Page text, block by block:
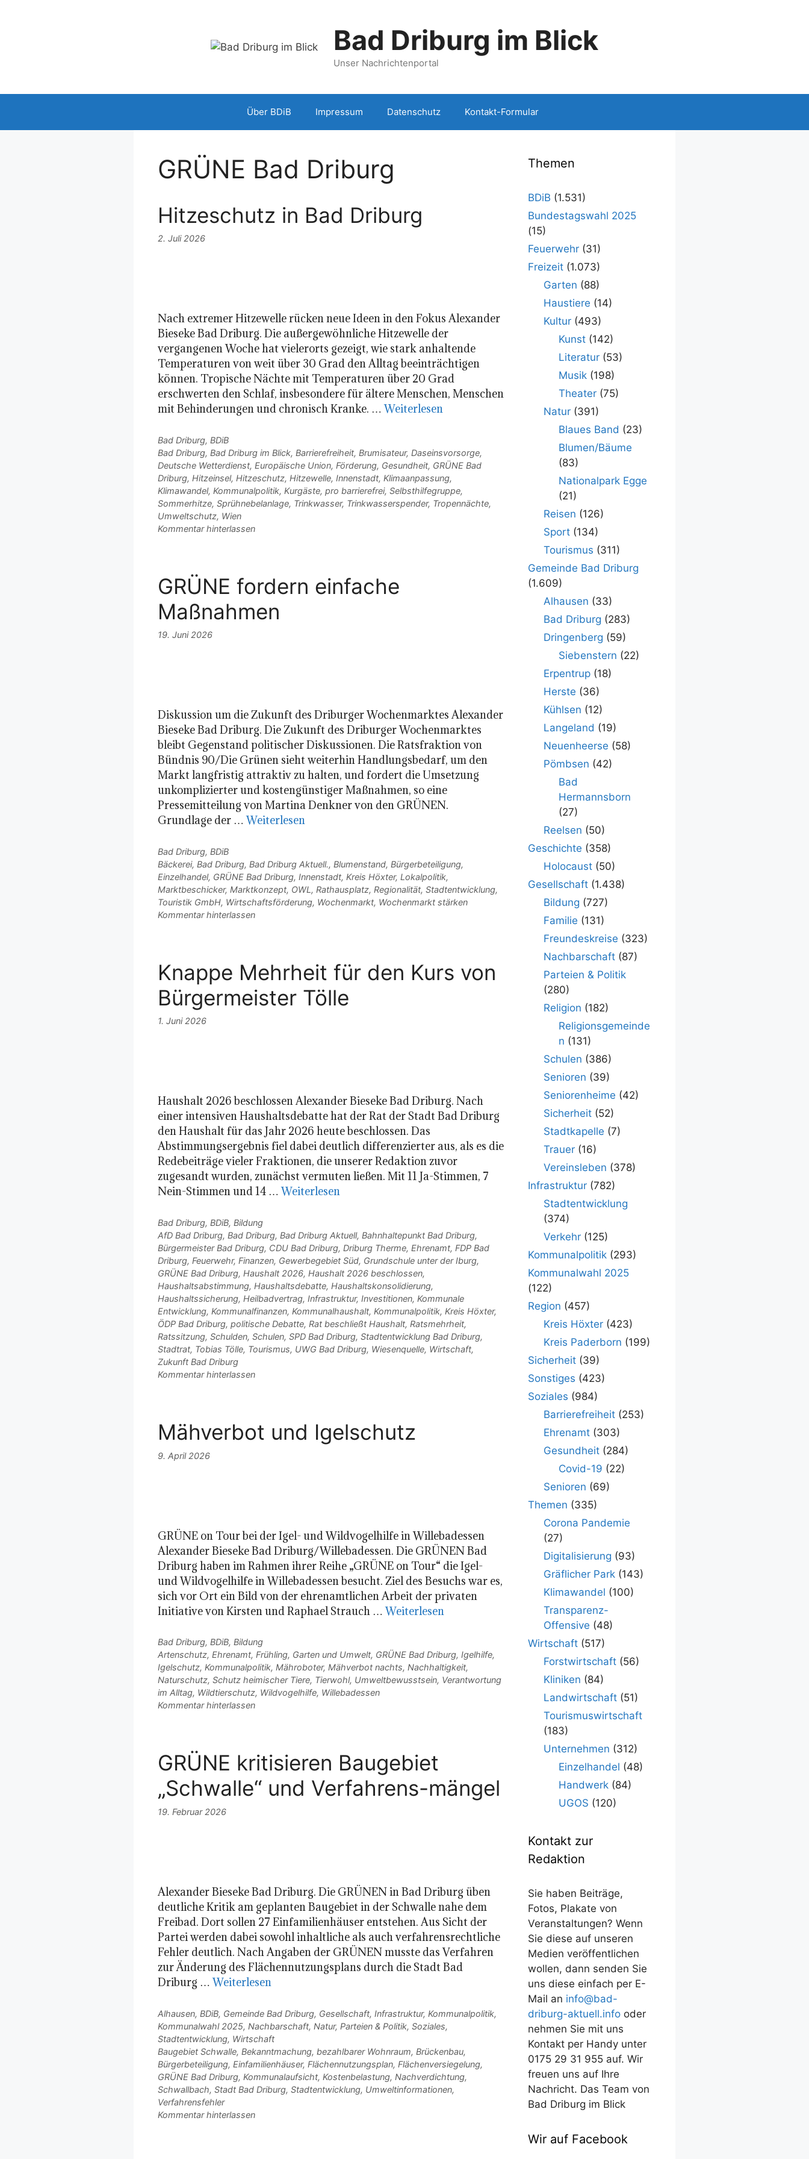
Bad Driburg im Blick
Unser Nachrichtenportal
Über BDiB Impressum Datenschutz Kontakt-Formular
GRÜNE Bad Driburg
Hitzeschutz in Bad Driburg
2. Juli 2026
Nach extremer Hitzewelle rücken neue Ideen in den Fokus Alexander
Bieseke Bad Driburg. Die außergewöhnliche Hitzewelle der
vergangenen Woche hat vielerorts gezeigt, wie stark anhaltende
Temperaturen von weit über 30 Grad den Alltag beeinträchtigen
können. Tropische Nächte mit Temperaturen über 20 Grad
erschwerten den Schlaf, insbesondere für ältere Menschen, Menschen
mit Behinderungen und chronisch Kranke. …Weiterlesen
Kategorien
Bad Driburg, BDiB
Schlagwörter
Bad Driburg, Bad Driburg im Blick, Barrierefreiheit, Brumisateur, Daseinsvorsorge,
Deutsche Wetterdienst, Europäische Union, Förderung, Gesundheit, GRÜNE Bad
Driburg, Hitzeinsel, Hitzeschutz, Hitzewelle, Innenstadt, Klimaanpassung,
Klimawandel, Kommunalpolitik, Kurgäste, pro barrierefrei, Selbsthilfegruppe,
Sommerhitze, Sprühnebelanlage, Trinkwasser, Trinkwasserspender, Tropennächte,
Umweltschutz, Wien
Kommentar hinterlassen
GRÜNE fordern einfache
Maßnahmen
19. Juni 2026
Diskussion um die Zukunft des Driburger Wochenmarktes Alexander
Bieseke Bad Driburg. Die Zukunft des Driburger Wochenmarktes
bleibt Gegenstand politischer Diskussionen. Die Ratsfraktion von
Bündnis 90/Die Grünen sieht weiterhin Handlungsbedarf, um den
Markt langfristig attraktiv zu halten, und fordert die Umsetzung
unkomplizierter und kostengünstiger Maßnahmen, so eine
Pressemitteilung von Martina Denkner von den GRÜNEN.
Grundlage der …Weiterlesen
Kategorien
Bad Driburg, BDiB
Schlagwörter
Bäckerei, Bad Driburg, Bad Driburg Aktuell., Blumenstand, Bürgerbeteiligung,
Einzelhandel, GRÜNE Bad Driburg, Innenstadt, Kreis Höxter, Lokalpolitik,
Marktbeschicker, Marktkonzept, OWL , Rathausplatz, Regionalität, Stadtentwicklung,
Touristik GmbH, Wirtschaftsförderung, Wochenmarkt, Wochenmarkt stärken
Kommentar hinterlassen
Knappe Mehrheit für den Kurs von
Bürgermeister Tölle
1. Juni 2026
Haushalt 2026 beschlossen Alexander Bieseke Bad Driburg. Nach
einer intensiven Haushaltsdebatte hat der Rat der Stadt Bad Driburg
den Haushalt für das Jahr 2026 heute beschlossen. Das
Abstimmungsergebnis fiel dabei deutlich differenzierter aus, als es die
Redebeiträge vieler Fraktionen, die unserer Redaktion zuvor
zugesandt wurden, zunächst vermuten ließen. Mit 11 Ja-Stimmen, 7
Nein-Stimmen und 14 …Weiterlesen
Kategorien
Bad Driburg, BDiB, Bildung
Schlagwörter
AfD Bad Driburg, Bad Driburg, Bad Driburg Aktuell, Bahnhaltepunkt Bad Driburg,
Bürgermeister Bad Driburg, CDU Bad Driburg, Driburg Therme, Ehrenamt, FDP Bad
Driburg, Feuerwehr, Finanzen, Gewerbegebiet Süd, Grundschule unter der Iburg,
GRÜNE Bad Driburg, Haushalt 2026, Haushalt 2026 beschlossen,
Haushaltsabstimmung, Haushaltsdebatte, Haushaltskonsolidierung,
Haushaltssicherung, Heilbadvertrag, Infrastruktur, Investitionen, Kommunale
Entwicklung, Kommunalfinanzen, Kommunalhaushalt, Kommunalpolitik, Kreis Höxter,
ÖDP Bad Driburg, politische Debatte, Rat beschließt Haushalt, Ratsmehrheit,
Ratssitzung, Schulden, Schulen, SPD Bad Driburg, Stadtentwicklung Bad Driburg,
Stadtrat, Tobias Tölle, Tourismus, UWG Bad Driburg, Wiesenquelle, Wirtschaft,
Zukunft Bad Driburg
Kommentar hinterlassen
Mähverbot und Igelschutz
9. April 2026
GRÜNE on Tour bei der Igel- und Wildvogelhilfe in Willebadessen
Alexander Bieseke Bad Driburg/Willebadessen. Die GRÜNEN Bad
Driburg haben im Rahmen ihrer Reihe „GRÜNE on Tour“ die Igel-
und Wildvogelhilfe in Willebadessen besucht. Ziel des Besuchs war es,
sich vor Ort ein Bild von der ehrenamtlichen Arbeit der privaten
Initiative von Kirsten und Raphael Strauch …Weiterlesen
Kategorien
Bad Driburg, BDiB, Bildung
Schlagwörter
Artenschutz, Ehrenamt, Frühling, Garten und Umwelt, GRÜNE Bad Driburg, Igelhilfe,
Igelschutz, Kommunalpolitik, Mähroboter, Mähverbot nachts, Nachhaltigkeit,
Naturschutz, Schutz heimischer Tiere, Tierwohl, Umweltbewusstsein, Verantwortung
im Alltag, Wildtierschutz, Wildvogelhilfe, Willebadessen
Kommentar hinterlassen
GRÜNE kritisieren Baugebiet
„Schwalle“ und Verfahrens-mängel
19. Februar 2026
Alexander Bieseke Bad Driburg. Die GRÜNEN in Bad Driburg üben
deutliche Kritik am geplanten Baugebiet in der Schwalle nahe dem
Freibad. Dort sollen 27 Einfamilienhäuser entstehen. Aus Sicht der
Partei werden dabei sowohl inhaltliche als auch verfahrensrechtliche
Fehler deutlich. Nach Angaben der GRÜNEN musste das Verfahren
zur Änderung des Flächennutzungsplans durch die Stadt Bad
Driburg …Weiterlesen
Kategorien
Alhausen, BDiB, Gemeinde Bad Driburg, Gesellschaft, Infrastruktur, Kommunalpolitik,
Kommunalwahl 2025, Nachbarschaft, Natur, Parteien & Politik, Soziales,
Stadtentwicklung, Wirtschaft
Schlagwörter
Baugebiet Schwalle, Bekanntmachung, bezahlbarer Wohnraum, Brückenbau,
Bürgerbeteiligung, Einfamilienhäuser, Flächennutzungsplan, Flächenversiegelung,
GRÜNE Bad Driburg, Kommunalaufsicht, Kostenbelastung, Nachverdichtung,
Schwallbach, Stadt Bad Driburg, Stadtentwicklung, Umweltinformationen,
Verfahrensfehler
Kommentar hinterlassen
Themen
BDiB (1.531)
Bundestagswahl 2025
(15)
Feuerwehr (31)
Freizeit (1.073)
Garten (88)
Haustiere (14)
Kultur(493)
Kunst (142)
Literatur (53)
Musik (198)
Theater (75)
Natur(391)
Blaues Band (23)
Blumen/Bäume
(83)
Nationalpark Egge
(21)
Reisen (126)
Sport(134)
Tourismus (311)
Gemeinde Bad Driburg
(1.609)
Alhausen (33)
Bad Driburg (283)
Dringenberg (59)
Siebenstern (22)
Erpentrup(18)
Herste (36)
Kühlsen (12)
Langeland (19)
Neuenheerse (58)
Pömbsen (42)
Bad
Hermannsborn
(27)
Reelsen (50)
Geschichte (358)
Holocaust(50)
Gesellschaft (1.438)
Bildung (727)
Familie (131)
Freundeskreise (323)
Nachbarschaft(87)
Parteien & Politik
(280)
Religion (182)
Religionsgemeinde
n (131)
Schulen (386)
Senioren (39)
Seniorenheime (42)
Sicherheit(52)
Stadtkapelle (7)
Trauer(16)
Vereinsleben (378)
Infrastruktur (782)
Stadtentwicklung
(374)
Verkehr(125)
Kommunalpolitik (293)
Kommunalwahl 2025
(122)
Region (457)
Kreis Höxter(423)
Kreis Paderborn (199)
Sicherheit (39)
Sonstiges (423)
Soziales (984)
Barrierefreiheit(253)
Ehrenamt(303)
Gesundheit(284)
Covid-19 (22)
Senioren (69)
Themen (335)
Corona Pandemie
(27)
Digitalisierung (93)
Gräflicher Park(143)
Klimawandel (100)
Transparenz-
Offensive (48)
Wirtschaft (517)
Forstwirtschaft(56)
Kliniken (84)
Landwirtschaft(51)
Tourismuswirtschaft
(183)
Unternehmen (312)
Einzelhandel (48)
Handwerk (84)
UGOS (120)
Kontakt zur
Redaktion
Sie haben Beiträge,
Fotos, Plakate von
Veranstaltungen? Wenn
Sie diese auf unseren
Medien veröffentlichen
wollen, dann senden Sie
uns diese einfach per E-
Mail an info@bad-
driburg-aktuell.info oder
nehmen Sie mit uns
Kontakt per Handy unter
0175 29 31 955 auf. Wir
freuen uns auf Ihre
Nachricht. Das Team von
Bad Driburg im Blick
Wir auf Facebook